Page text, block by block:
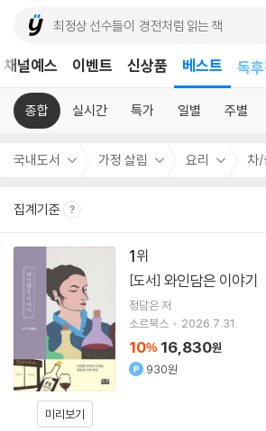
채널예스 이벤트 신상품 베스트
독
종합 실시간 특가 일별 주별
국내도서 가정 살림 요리 차/
집계기준
1
미리보기
[도서] 와인담은 이야기
정담은저
소르북스
2026.7.31.
10% 16,830원
930원